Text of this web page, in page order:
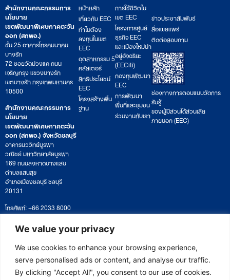
We value your privacy
We use cookies to enhance your browsing experience,
serve personalised ads or content, and analyse our traffic.
By clicking "Accept All", you consent to our use of cookies.
สำนักงานคณะกรรมการ
นโยบาย
เขตพัฒนาพิเศษภาคตะวัน
ออก (สกพอ.)
ชั้น 25 อาคารโทรคมนาคม
บางรัก
72 ซอยวัดม่วงแค ถนน
เจริญกรุง แขวงบางรัก
เขตบางรัก กรุงเทพมหานคร
10500
สำนักงานคณะกรรมการ
นโยบาย
เขตพัฒนาพิเศษภาคตะวัน
ออก (สกพอ.) จังหวัดชลบุรี
อาคารนววิทย์บูรพา
วณิชย์ มหาวิทยาลัยบูรพา
169 ถนนลงหาดบางแสน
ตำบลแสนสุข
อำเภอเมืองชลบุรี ชลบุรี
20131
โทรศัพท์: +66 2033 8000
เวลาทำการ: จันทร์ – ศุกร์
09:00 – 17:00 น.
ติดตามหนังสือหรือยื่นเอกสาร
saraban@eeco.or.th
หน้าหลัก
เกี่ยวกับ EEC
ทำไมต้อง
ลงทุนในเขต
EEC
อุตสาหกรรม 5
คลัสเตอร์
สิทธิประโยชน์
EEC
โครงสร้างพื้น
ฐาน
การใช้ชีวิตใน
เขต EEC
โครงการศูนย์
ธุรกิจ EEC
และเมืองใหม่น่า
อยู่อัจฉริยะ
(EECiti)
กองทุนพัฒนา
EEC
การพัฒนา
พื้นที่และชุมชน
ร่วมงานกับเรา
ข่าวประชาสัมพันธ์
สื่อเผยแพร่
ติดต่อสอบถาม
ช่องทางการตอบแบบวัดการ
รับรู้
ของผู้มีส่วนได้ส่วนเสีย
ภายนอก (EEC)